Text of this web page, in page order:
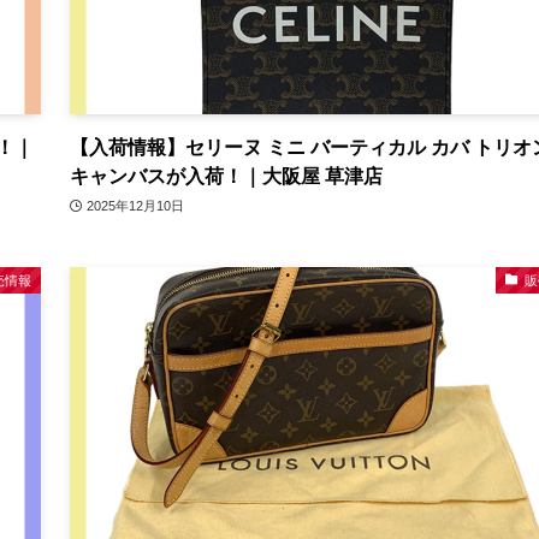
｜
【入荷情報】セリーヌ ミニ バーティカル カバ トリオ
キャンバスが入荷！｜大阪屋 草津店
2025年12月10日
情報